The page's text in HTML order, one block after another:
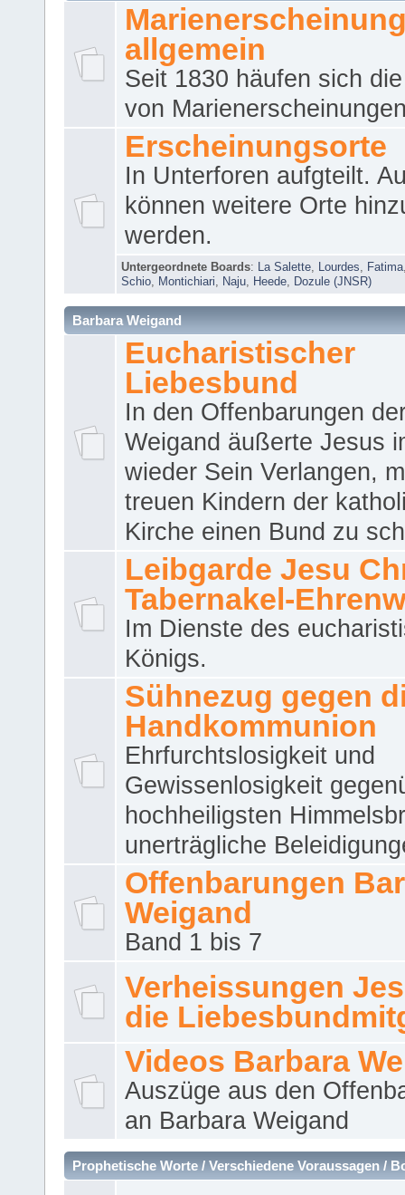
allgemein
Seit 1830 häufen sich
von
Erscheinungsorte
In Unterforen aufgteilt.
können weitere Orte
werden.
Untergeordnete Boards: La Salette Lourdes Fatima
Schio
Montichiari Naju Heede Dozule (JNSR)
Barbara Weigand
Eucharistischer
Liebesbund
In den Offenbarungen
Weigand äußerte Jesus
wieder Sein Verlangen,
treuen Kindern der
Kirche einen Bund zu
Leibgarde Jesu
Tabernakel-
Im Dienste des
Königs.
Sühnezug gegen
Handkommunion
Ehrfurchtslosigkeit und
Gewissenlosigkeit
hochheiligsten
unerträgliche
Offenbarungen
Weigand
Band 1 bis 7
Verheissungen
die
Videos Barbara
Auszüge aus den
an Barbara Weigand
Prophetische Worte / Verschiedene Voraussagen /